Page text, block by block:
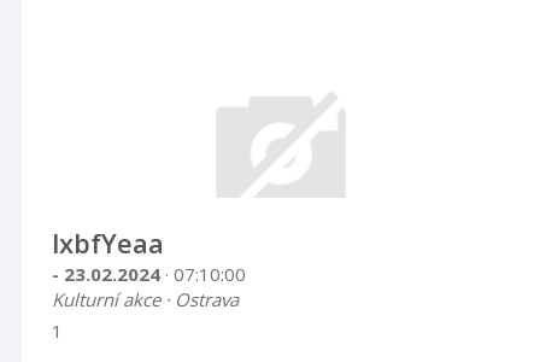
lxbfYeaa
- 23.02.2024 · 07:10:00
Kulturní akce · Ostrava
1